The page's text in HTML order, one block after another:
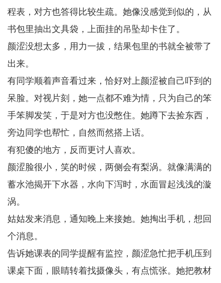
程表，对方也答得比较生疏。她像没感觉到似的，从
书包里抽出文具袋，上面挂的吊坠却卡住了。
颜涩没想太多，用力一拔，结果包里的书就全被带了
出来。
有同学顺着声音看过来，恰好对上颜涩被自己吓到的
呆脸。对视片刻，她一点都不难为情，只为自己的笨
手笨脚发笑，于是对方也没憋住。她蹲下去捡东西，
旁边同学也帮忙，自然而然搭上话。
有犯傻的地方，反而更讨人喜欢。
颜涩脸很小，笑的时候，两侧会有梨涡。就像满满的
蓄水池揭开下水器，水向下泻时，水面冒起浅浅的漩
涡。
姑姑发来消息，通知晚上来接她。她掏出手机，想回
个消息。
告诉她课表的同学提醒有监控，颜涩急忙把手机压到
课桌下面，眼睛转着找摄像头，有点慌张。她把教材